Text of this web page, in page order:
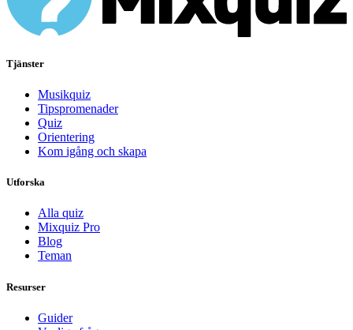
Tjänster
Musikquiz
Tipspromenader
Quiz
Orientering
Kom igång och skapa
Utforska
Alla quiz
Mixquiz Pro
Blog
Teman
Resurser
Guider